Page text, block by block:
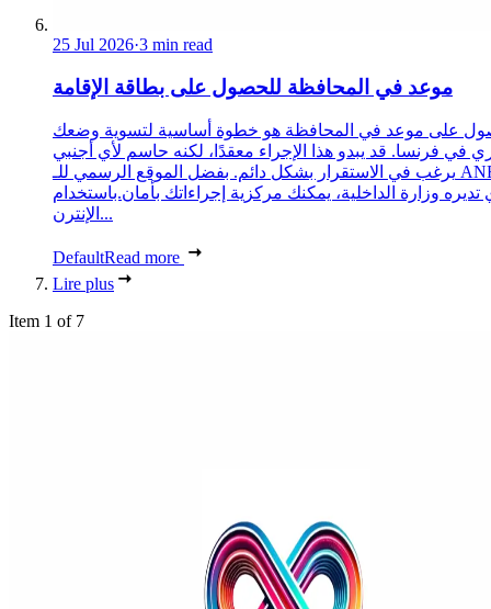
25 Jul 2026·3 min read
موعد في المحافظة للحصول على بطاقة الإقامة
على موعد في المحافظة هو خطوة أساسية لتسوية وضعك
في فرنسا. قد يبدو هذا الإجراء معقدًا، لكنه حاسم لأي أجنبي
يرغب في الاستقرار بشكل دائم. بفضل الموقع الرسمي للـ ANEF،
تديره وزارة الداخلية، يمكنك مركزية إجراءاتك بأمان.باستخدام
الإنترن...
DefaultRead more
Lire plus
Item 1 of 7